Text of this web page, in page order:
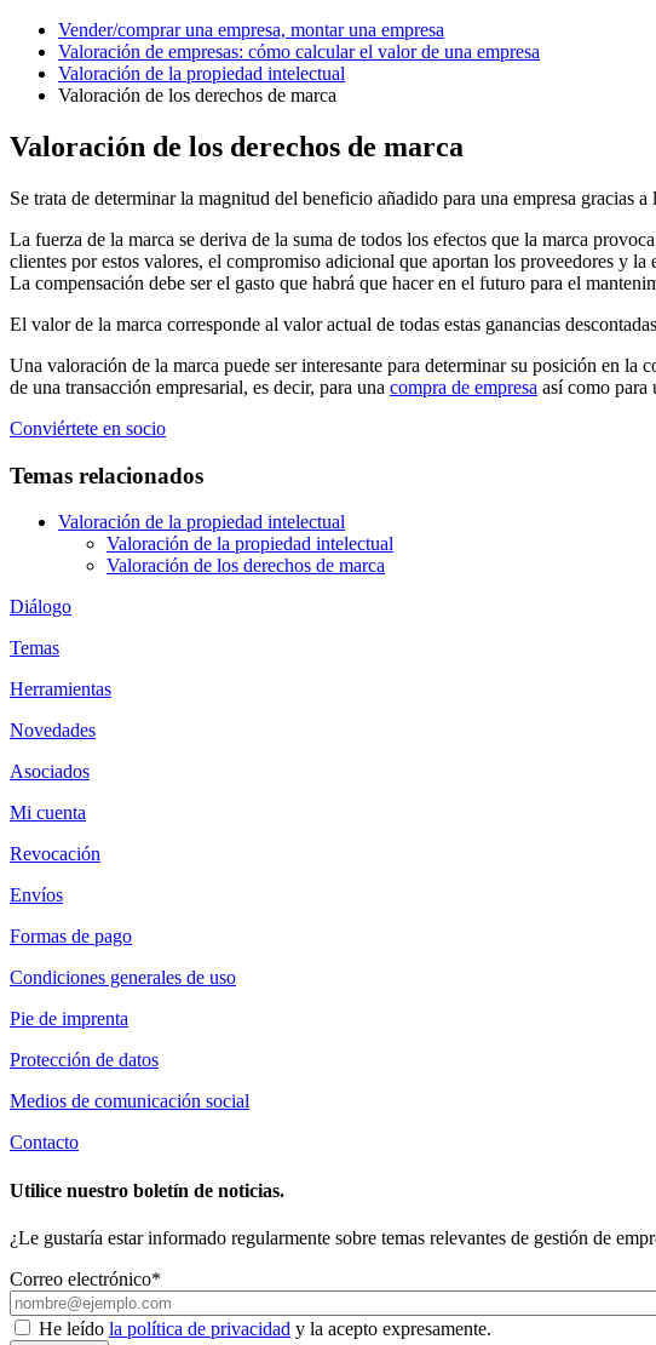
Vender/comprar una empresa, montar una empresa
Valoración de empresas: cómo calcular el valor de una empresa
Valoración de la propiedad intelectual
Valoración de los derechos de marca
Valoración de los derechos de marca
Se trata de determinar la magnitud del beneficio añadido para una empresa gracias a
La fuerza de la marca se deriva de la suma de todos los efectos que la marca
clientes por estos valores, el compromiso adicional que aportan los proveedores y
La compensación debe ser el gasto que habrá que hacer en el futuro para el
El valor de la marca corresponde al valor actual de todas estas ganancias
Una valoración de la marca puede ser interesante para determinar su posición en la
de una transacción empresarial, es decir, para una compra de empresa así como para
Conviértete en socio
Temas relacionados
Valoración de la propiedad intelectual
Valoración de la propiedad intelectual
Valoración de los derechos de marca
Diálogo
Temas
Herramientas
Novedades
Asociados
Mi cuenta
Revocación
Envíos
Formas de pago
Condiciones generales de uso
Pie de imprenta
Protección de datos
Medios de comunicación social
Contacto
Utilice nuestro boletín de noticias.
¿Le gustaría estar informado regularmente sobre temas relevantes de gestión de
Correo electrónico*
He leído la política de privacidad y la acepto expresamente.